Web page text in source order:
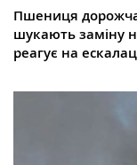
Пшениця
шукають заміну
реагує на